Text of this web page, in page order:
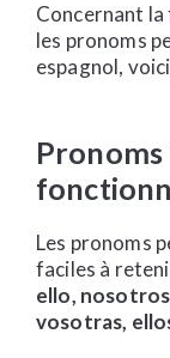
Concernant
les pronoms
espagnol,
Les pronoms
faciles à
ello,
vosotras,